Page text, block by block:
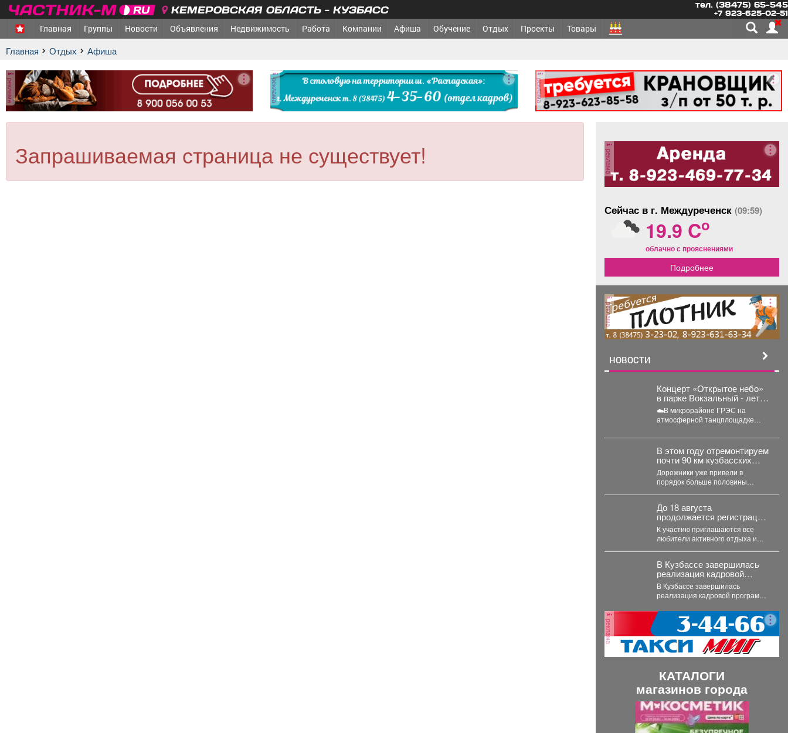
КЕМЕРОВСКАЯ ОБЛАСТЬ - КУЗБАСС тел. (38475) 65-545
+7 923-625-02-51
Главная Группы Новости Объявления Недвижимость Работа Компании Афиша Обучение Отдых Проекты Товары
Главная Отдых афиша
реклама реклама реклама
Запрашиваемая страница не существует! реклама
Сейчас в г. Междуреченск (09:59)
19.9 Co
облачно с прояснениями
Подробнее
реклама
НОВОСТИ
Концерт «Открытое небо»
в парке Вокзальный - лето
поёт и танцует!
☁️В микрорайоне ГРЭС на
атмосферной танцплощадке
небо». Под летние ритмы с
радостью...
В этом году отремонтируем
почти 90 км кузбасских
дорог по нацпроекту
«Инфраструктура для
жизни», который
инициировал наш
Президент Владимир
Владимирович Путин.
Дорожники уже привели в
порядок больше половины
работу...
До 18 августа
продолжается регистрация
на «Югус-таг».
К участию приглашаются все
любители активного отдыха и
размещение в...
В Кузбассе завершилась
реализация кадровой
программы «СВОи Герои.
В Кузбассе завершилась
реализация кадровой программы
направленной на социальную
адаптацию ветеранов
специальной...
реклама
КАТАЛОГИ
магазинов города